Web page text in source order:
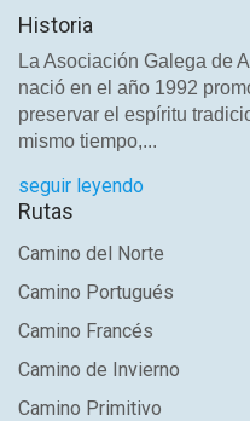
Historia
La Asociación Galega de
nació en el año 1992
preservar el espíritu
mismo tiempo,...
seguir leyendo
Rutas
Camino del Norte
Camino Portugués
Camino Francés
Camino de Invierno
Camino Primitivo